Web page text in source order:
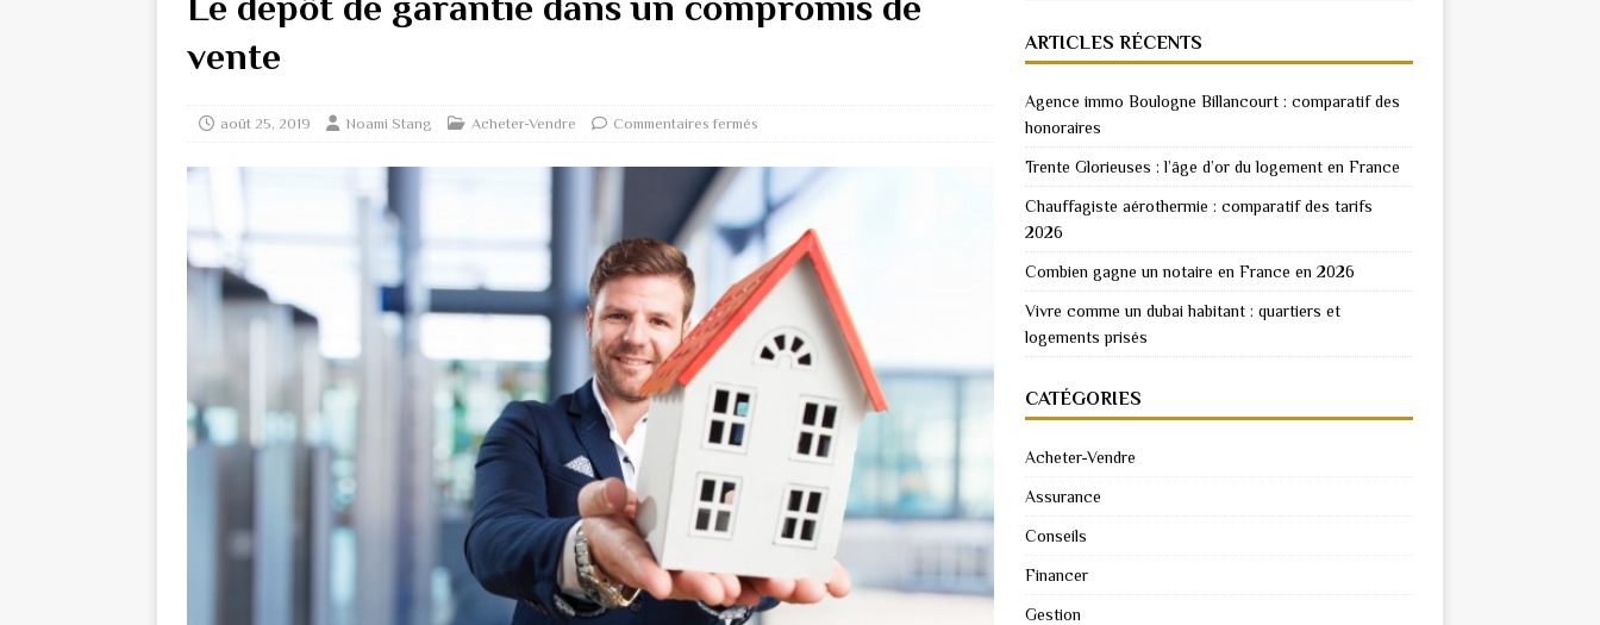
vente
août 25, 2019 Noami Stang Acheter-Vendre Commentaires fermés
ARTICLES RÉCENTS
Agence immo Boulogne Billancourt : comparatif des
honoraires
Trente Glorieuses : l’âge d’or du logement en France
Chauffagiste aérothermie : comparatif des tarifs
2026
Combien gagne un notaire en France en 2026
Vivre comme un dubai habitant : quartiers et
logements prisés
CATÉGORIES
Acheter-Vendre
Assurance
Conseils
Financer
Gestion